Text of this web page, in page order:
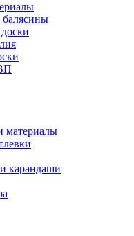
балясины
материалы
карандаши